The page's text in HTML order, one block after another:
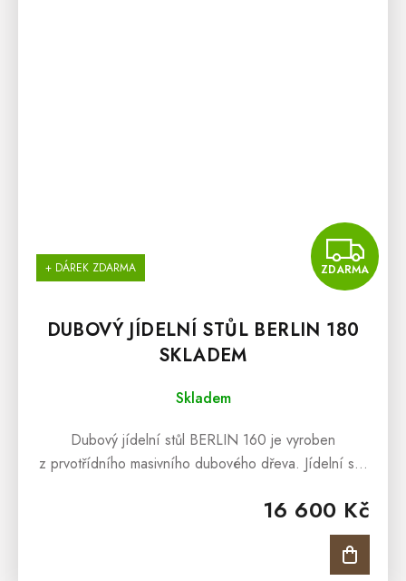
+ DÁREK ZDARMA ZDARMA
DUBOVÝ JÍDELNÍ STŮL BERLIN 180
SKLADEM
Skladem
16 600 Kč
Dubový jídelní stůl BERLIN 160 je vyroben
z prvotřídního masivního dubového dřeva. Jídelní stůl
jídelen. Více inspirace najdete v...